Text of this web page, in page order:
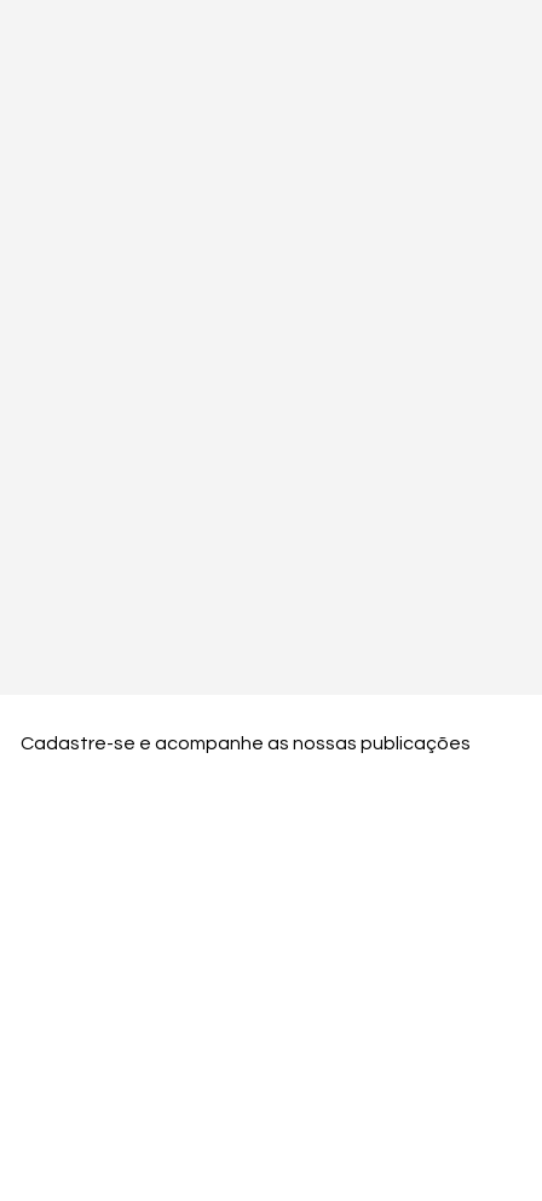
Cadastre-se e acompanhe as nossas publicações